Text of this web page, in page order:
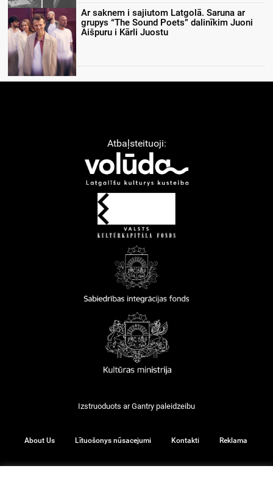
Ar saknem i sajiutom Latgolā. Saruna ar
grupys “The Sound Poets” dalinīkim Juoni
Aišpuru i Kārli Juostu
Atbaļsteituoji:
Izstruoduots arGantry paleidzeibu
About Us Lītuošonys nūsacejumi Kontakti Reklama